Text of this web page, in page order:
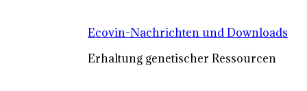
Ecovin-Nachrichten und Downloads
Erhaltung genetischer Ressourcen